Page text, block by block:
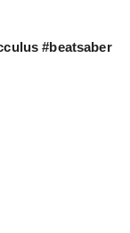
#beatsaber